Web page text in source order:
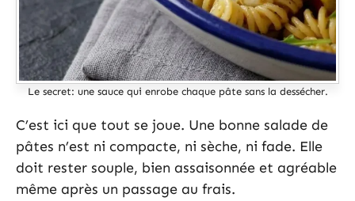
Le secret: une sauce qui enrobe chaque pâte sans la dessécher.
C’est ici que tout se joue. Une bonne salade de
pâtes n’est ni compacte, ni sèche, ni fade. Elle
doit rester souple, bien assaisonnée et agréable
même après un passage au frais.